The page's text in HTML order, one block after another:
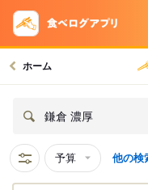
ホーム
鎌倉 濃厚
予算 他の検